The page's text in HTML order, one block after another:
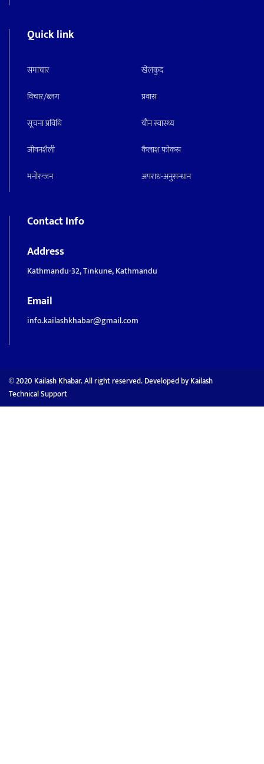
Quick link
समाचार
विचार/ब्लग
सूचना प्रविधि
जीवनशैली
मनाेरन्जन
खेलकुद
प्रवास
याैन स्वास्थ्य
कैलाश फोकस
अपराध-अनुसन्धान
Contact Info
Address
Kathmandu-32, Tinkune, Kathmandu
Email
info.kailashkhabar@gmail.com
© 2020 Kailash Khabar. All right reserved. Developed byKailash
Technical Support